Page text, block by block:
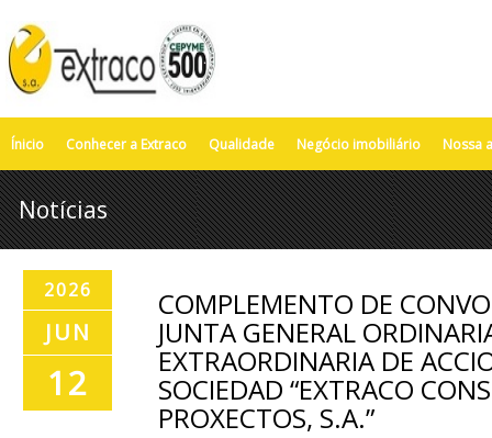
Ínicio Conhecer a Extraco Qualidade Negócio imobiliário Nossa
Notícias
2026
JUN
12
COMPLEMENTO DE
JUNTA GENERAL
EXTRAORDINARIA DE
SOCIEDAD “EXTRACO
PROXECTOS, S.A.”